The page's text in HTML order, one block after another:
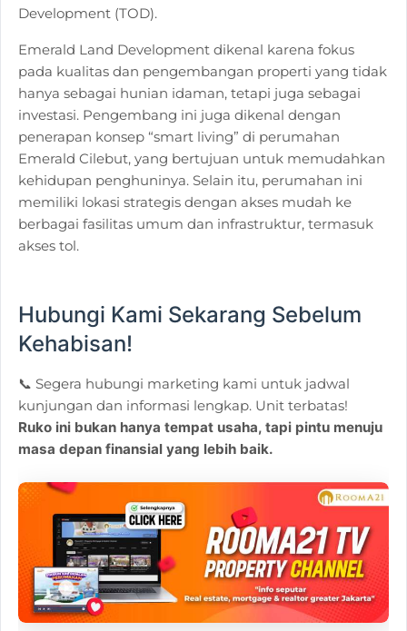
Development (TOD).
Emerald Land Development dikenal karena fokus
pada kualitas dan pengembangan properti yang tidak
hanya sebagai hunian idaman, tetapi juga sebagai
investasi. Pengembang ini juga dikenal dengan
penerapan konsep “smart living” di perumahan
Emerald Cilebut, yang bertujuan untuk memudahkan
kehidupan penghuninya. Selain itu, perumahan ini
memiliki lokasi strategis dengan akses mudah ke
berbagai fasilitas umum dan infrastruktur, termasuk
akses tol.
Hubungi Kami Sekarang Sebelum
Kehabisan!
📞 Segera hubungi marketing kami untuk jadwal
kunjungan dan informasi lengkap. Unit terbatas!
Ruko ini bukan hanya tempat usaha, tapi pintu menuju
masa depan finansial yang lebih baik.